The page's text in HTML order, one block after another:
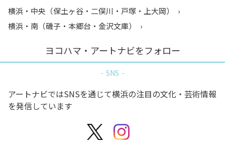
横浜・中央（保土ヶ谷・二俣川・戸塚・上大岡）
横浜・南（磯子・本郷台・金沢文庫）
ヨコハマ・アートナビをフォロー
SNS
アートナビではSNSを通じて横浜の注目の文化・芸術情報
を発信しています